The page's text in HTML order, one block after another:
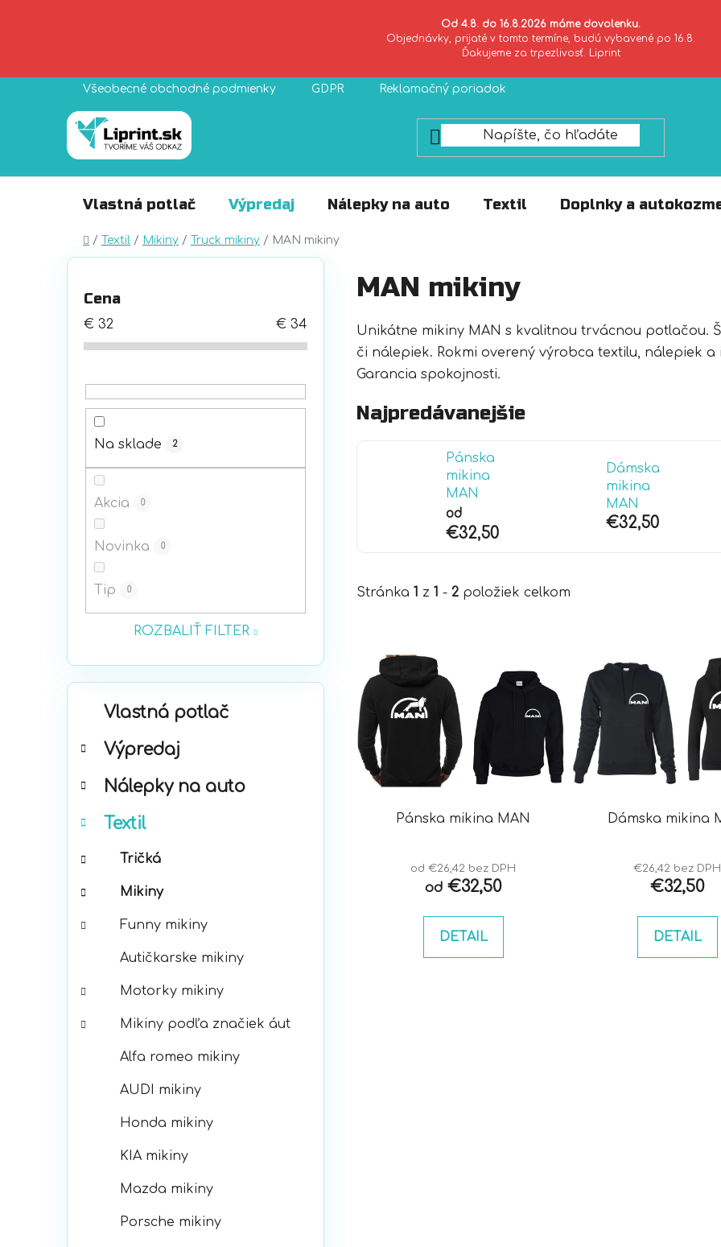
Od 4.8. do 16.8.2026 máme dovolenku.
Objednávky, prijaté v tomto termíne, budú vybavené po 16.8.
Ďakujeme za trpezlivosť. Liprint
Všeobecné obchodné podmienky GDPR Reklamačný poriadok
Vlastná potlač Výpredaj Nálepky na auto Textil Doplnky a
Domov
/ Textil / Mikiny / Truck mikiny / MAN mikiny
B
Cena
€ 32 € 34
Na sklade 2
Akcia 0
Novinka 0
Tip 0
ROZBALIŤ FILTER
Preskočiť
kategórie
e
ó
i
Vlastná potlač
Výpredaj
Nálepky na auto
Textil
Tričká
Mikiny
Funny mikiny
Autičkarske mikiny
Motorky mikiny
Mikiny podľa značiek áut
Alfa romeo mikiny
AUDI mikiny
Honda mikiny
KIA mikiny
Mazda mikiny
Porsche mikiny
MAN mikiny
Unikátne mikiny MAN s kvalitnou trvácnou potlačou.
či nálepiek. Rokmi overený výrobca textilu, nálepiek a
Garancia spokojnosti.
Najpredávanejšie
Pánska
mikina
MAN
od
€32,50
Dámska
mikina
MAN
€32,50
Stránka 1 z 1 - 2 položiek celkom
p
i
s
p
r
Pánska mikina MAN
od €26,42 bez DPH
od€32,50
DETAIL
€26,42 bez DPH
€32,50
DETAIL